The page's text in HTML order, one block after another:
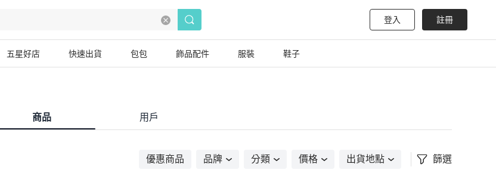
登入 註冊
五星好店 快速出貨 包包 飾品配件 服裝 鞋子
商品 用戶
優惠商品 品牌 分類 價格 出貨地點 篩選